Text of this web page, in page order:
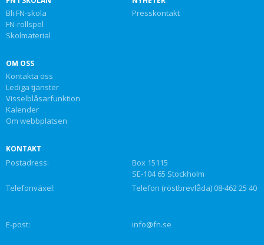
Bli FN-skola
FN-rollspel
Skolmaterial
Presskontakt
OM OSS
Kontakta oss
Lediga tjänster
Visselblåsarfunktion
Kalender
Om webbplatsen
KONTAKT
Postadress:
Box 15115
SE-104 65 Stockholm
Telefonväxel:
Telefon (röstbrevlåda) 08-462 25 40
E-post: info@fn.se